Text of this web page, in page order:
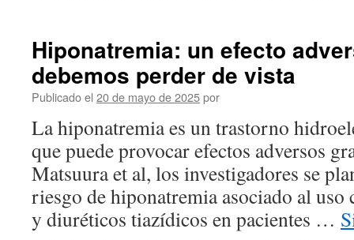
Hiponatremia: un efecto
debemos perder de vista
Publicado el 20 de mayo de 2025por
La hiponatremia es un trastorno
que puede provocar efectos adversos
Matsuura et al, los investigadores se
riesgo de hiponatremia asociado al uso
y diuréticos tiazídicos en pacientes …